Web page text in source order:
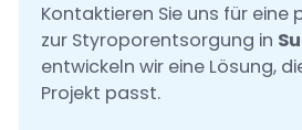
Kontaktieren Sie uns für eine
zur Styroporentsorgung in
entwickeln wir eine Lösung,
Projekt passt.